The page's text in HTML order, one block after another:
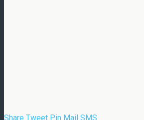
Share Tweet Pin Mail SMS